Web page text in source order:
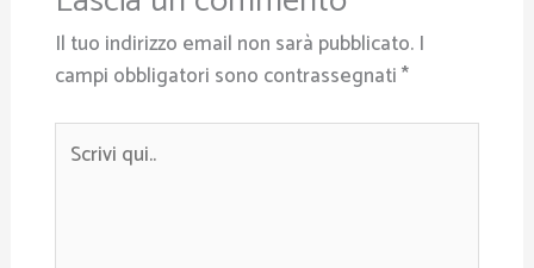
Il tuo indirizzo email non sarà pubblicato. I
campi obbligatori sono contrassegnati*
qui..